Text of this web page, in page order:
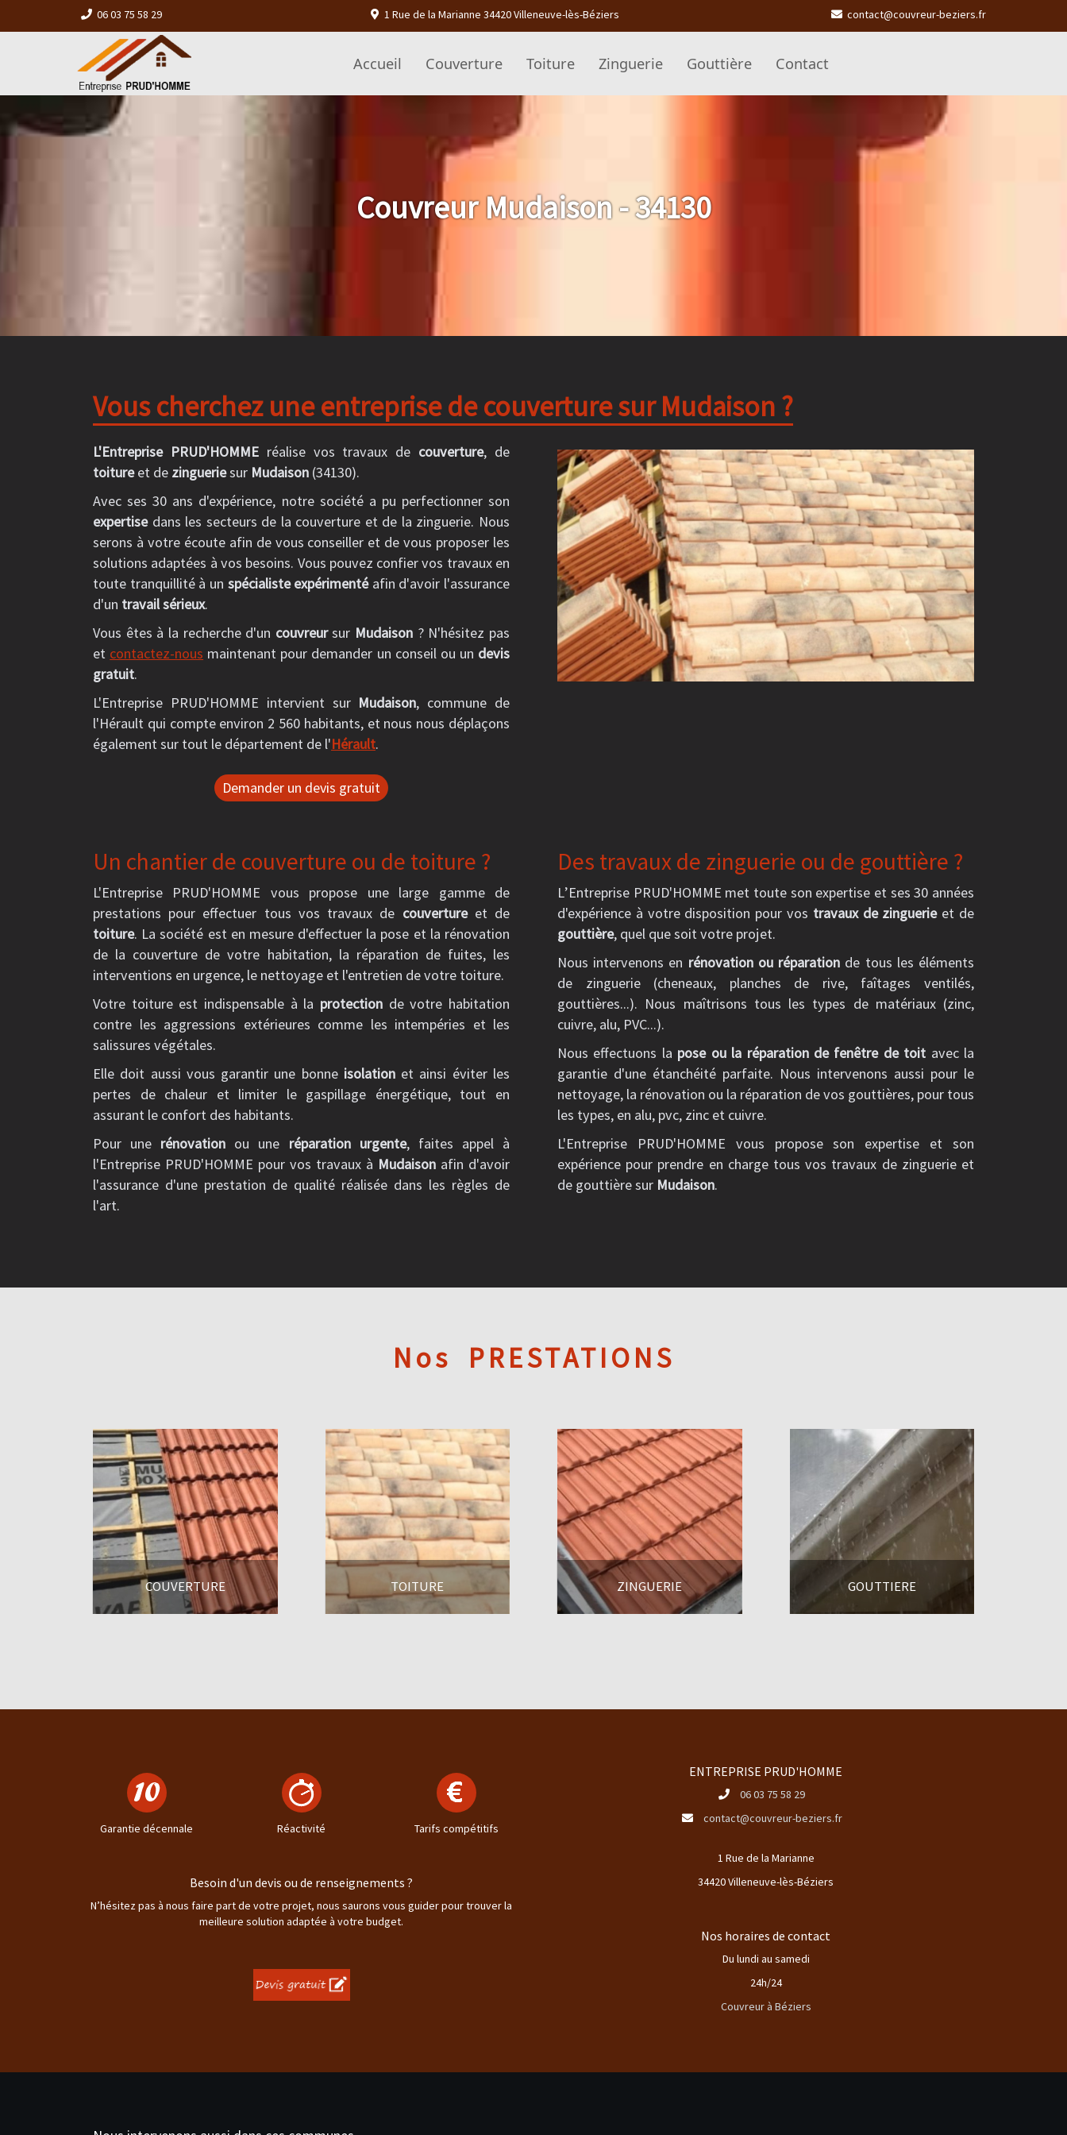
06 03 75 58 29 1 Rue de la Marianne 34420 Villeneuve-lès-Béziers contact@couvreur-beziers.fr
Accueil Couverture Toiture Zinguerie Gouttière Contact
Couvreur Mudaison - 34130
Vous cherchez une entreprise de couverture sur Mudaison ?
L'Entreprise PRUD'HOMMEréalise vos travaux de couverture, de
toitureet de zingueriesur Mudaison (34130).
Avec ses 30 ans d'expérience, notre société a pu perfectionner son
expertisedans les secteurs de la couverture et de la zinguerie. Nous
serons à votre écoute afin de vous conseiller et de vous proposer les
solutions adaptées à vos besoins. Vous pouvez confier vos travaux en
toute tranquillité à un spécialiste expérimentéafin d'avoir l'assurance
d'un travail sérieux.
Vous êtes à la recherche d'un couvreursur Mudaison ? N'hésitez pas
et contactez-nous maintenant pour demander un conseil ou un devis
gratuit.
L'Entreprise PRUD'HOMME intervient sur Mudaison, commune de
l'Hérault qui compte environ 2 560 habitants, et nous nous déplaçons
également sur tout le département de l'Hérault.
Demander un devis gratuit
Un chantier de couverture ou de toiture ?
L'Entreprise PRUD'HOMME vous propose une large gamme de
prestations pour effectuer tous vos travaux de couvertureet de
toiture. La société est en mesure d'effectuer la pose et la rénovation
de la couverture de votre habitation, la réparation de fuites, les
interventions en urgence, le nettoyage et l'entretien de votre toiture.
Votre toiture est indispensable à la protection de votre habitation
contre les aggressions extérieures comme les intempéries et les
salissures végétales.
Elle doit aussi vous garantir une bonne isolationet ainsi éviter les
pertes de chaleur et limiter le gaspillage énergétique, tout en
assurant le confort des habitants.
Pour une rénovation ou une réparation urgente, faites appel à
l'Entreprise PRUD'HOMME pour vos travaux à Mudaison afin d'avoir
l'assurance d'une prestation de qualité réalisée dans les règles de
l'art.
Des travaux de zinguerie ou de gouttière ?
L’Entreprise PRUD'HOMME met toute son expertise et ses 30 années
d'expérience à votre disposition pour vos travaux de zinguerieet de
gouttière, quel que soit votre projet.
Nous intervenons en rénovation ou réparation de tous les éléments
de zinguerie (cheneaux, planches de rive, faîtages ventilés,
gouttières...). Nous maîtrisons tous les types de matériaux (zinc,
cuivre, alu, PVC...).
Nous effectuons la pose ou la réparation de fenêtre de toit avec la
garantie d'une étanchéité parfaite. Nous intervenons aussi pour le
nettoyage, la rénovation ou la réparation de vos gouttières, pour tous
les types, en alu, pvc, zinc et cuivre.
L'Entreprise PRUD'HOMME vous propose son expertise et son
expérience pour prendre en charge tous vos travaux de zinguerie et
de gouttière sur Mudaison.
Nos PRESTATIONS
COUVERTURE TOITURE ZINGUERIE GOUTTIERE
Garantie décennale Réactivité Tarifs compétitifs
Besoin d'un devis ou de renseignements ?
N’hésitez pas à nous faire part de votre projet, nous saurons vous guider pour trouver la
meilleure solution adaptée à votre budget.
ENTREPRISE PRUD'HOMME
06 03 75 58 29
contact@couvreur-beziers.fr
1 Rue de la Marianne
34420 Villeneuve-lès-Béziers
Nos horaires de contact
Du lundi au samedi
24h/24
Couvreur à Béziers